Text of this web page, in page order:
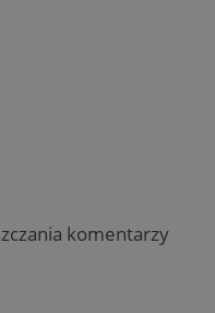
komentarzy